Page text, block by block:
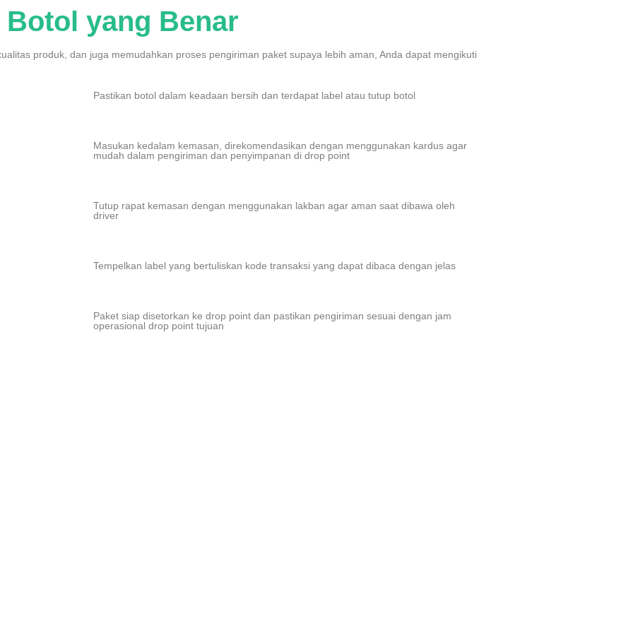
yang Benar
produk, dan juga memudahkan proses pengiriman paket supaya lebih aman, Anda dapat mengikuti
Pastikan botol dalam keadaan bersih dan terdapat label atau tutup botol
Masukan kedalam kemasan, direkomendasikan dengan menggunakan kardus agar
mudah dalam pengiriman dan penyimpanan di drop point
Tutup rapat kemasan dengan menggunakan lakban agar aman saat dibawa oleh
driver
Tempelkan label yang bertuliskan kode transaksi yang dapat dibaca dengan jelas
Paket siap disetorkan ke drop point dan pastikan pengiriman sesuai dengan jam
operasional drop point tujuan